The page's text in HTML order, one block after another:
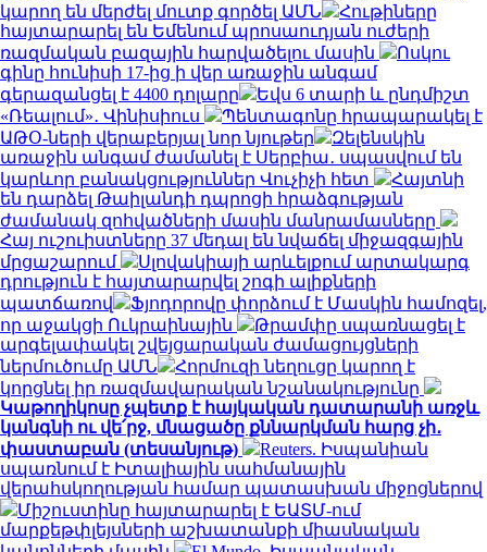
կարող են մերժել մուտք գործել ԱՄՆ
Հութիները
հայտարարել են Եմենում պրոսաուդյան ուժերի
ռազմական բազային հարվածելու մասին
Ոսկու
գինը հունիսի 17-ից ի վեր առաջին անգամ
գերազանցել է 4400 դոլարը
Եվս 6 տարի և ընդմիշտ
«Ռեալում»․ Վինիսիուս
Պենտագոնը հրապարակել է
ԱԹՕ-ների վերաբերյալ նոր նյութեր
Զելենսկին
առաջին անգամ ժամանել է Սերբիա․ սպասվում են
կարևոր բանակցություններ Վուչիչի հետ
Հայտնի
են դարձել Թաիլանդի դպրոցի հրաձգության
ժամանակ զոհվածների մասին մանրամասները
Հայ ուշուիստները 37 մեդալ են նվաճել միջազգային
մրցաշարում
Սլովակիայի արևելքում արտակարգ
դրություն է հայտարարվել շոգի ալիքների
պատճառով
Ֆյոդորովը փորձում է Մասկին համոզել,
որ աջակցի Ուկրաինային
Թրամփը սպառնացել է
արգելափակել շվեյցարական ժամացույցների
ներմուծումը ԱՄՆ
Հորմուզի նեղուցը կարող է
կորցնել իր ռազմավարական նշանակությունը
Կաթողիկոսը չպետք է հայկական դատարանի առջև
կանգնի ու վե՛րջ, մնացածը քննարկման հարց չի․
փաստաբան (տեսանյութ)
Reuters. Իսպանիան
սպառնում է Իտալիային սահմանային
վերահսկողության համար պատասխան միջոցներով
Միշուստինը հայտարարել է ԵԱՏՄ-ում
մարքեթփլեյսների աշխատանքի միասնական